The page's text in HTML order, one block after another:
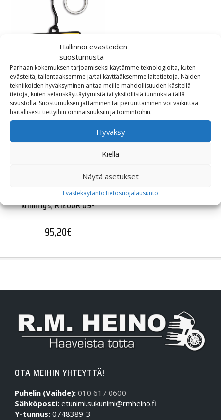
Hallinnoi evästeiden
suostumusta
Parhaan kokemuksen tarjoamiseksi käytämme teknologioita, kuten
evästeitä, tallentaaksemme ja/tai käyttääksemme laitetietoja. Näiden
tekniikoiden hyväksyminen antaa meille mahdollisuuden käsitellä
tietoja, kuten selauskäyttäytymistä tai yksilöllisiä tunnuksia tällä
sivustolla. Suostumuksen jättäminen tai peruuttaminen voi vaikuttaa
haitallisesti tiettyihin ominaisuuksiin ja toimintoihin.
Hyväksy
Kiellä
Näytä asetukset
EvästekäytäntöTietosuojalausunto
Ducati Scrambler
avaimenperä
8,13€
Electric Quick-Lock
kiinnike BMW ruuviton
kiinnitys, R1200R 09-
95,20€
OTA MEIHIN YHTEYTTÄ!
Puhelin (Vaihde): 010 617 0600
Sähköposti: etunimi.sukunimi@rmheino.fi
Y-tunnus: 0748389-3